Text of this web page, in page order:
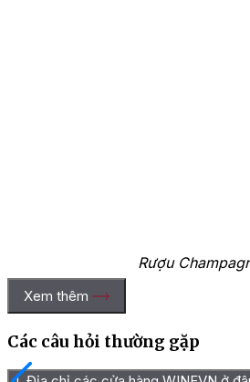
Rượu
Giá Rượu Champagne
Vintage Brut
Xem thêm
Các câu hỏi thường gặp